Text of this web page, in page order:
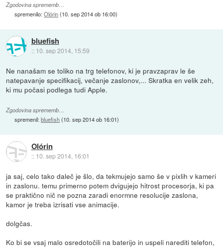
Zgodovina sprememb…
spremenilo:Olórin(10. sep 2014 ob 16:00)
bluefish
:: 10. sep 2014, 15:59
Ne nanašam se toliko na trg telefonov, ki je pravzaprav le še
natepavanje specifikacij, večanje zaslonov,... Skratka en velik zeh,
ki mu počasi podlega tudi Apple.
Zgodovina sprememb…
spremenil:bluefish(10. sep 2014 ob 16:01)
Olórin
:: 10. sep 2014, 16:01
ja saj, celo tako daleč je šlo, da tekmujejo samo še v pixlih v kameri
in zaslonu. temu primerno potem dvigujejo hitrost procesorja, ki pa
se praktično nič ne pozna zaradi enormne resolucije zaslona,
kamor je treba izrisati vse animacije.
dolgčas.
Ko bi se vsaj malo osredotočili na baterijo in uspeli narediti telefon,